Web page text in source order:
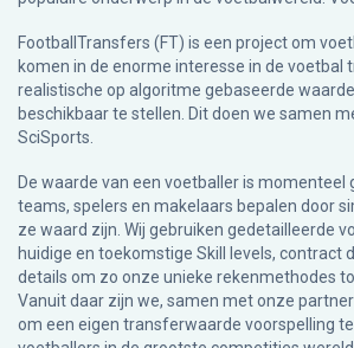
FootballTransfers (FT) is een project om
komen in de enorme interesse in de voetbal
realistische op algoritme gebaseerde
beschikbaar te stellen. Dit doen we samen
SciSports
De waarde van een voetballer is momenteel
teams, spelers en makelaars bepalen door
ze waard zijn. Wij gebruiken gedetailleerde
huidige en toekomstige Skill levels, contract
details om zo onze unieke rekenmethodes
Vanuit daar zijn we, samen met onze
om een eigen transferwaarde voorspelling